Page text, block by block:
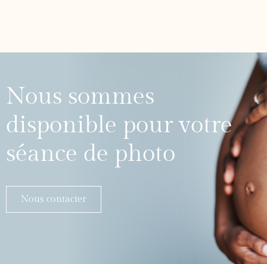
Nous sommes
disponible pour votre
séance de photo
Nous contacter